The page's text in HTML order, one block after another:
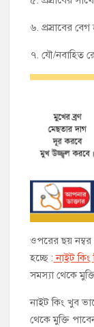
৬. প্রস্রাবের
৭. যৌ/নবাহিত
ওপরের ছয় নম্বর
হচ্ছে : নাইট কিং
সমস্যা থেকে
নাইট কিং খুব
থেকে মুক্তি